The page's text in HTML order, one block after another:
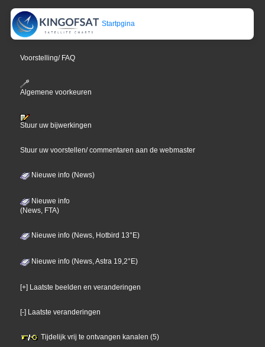
Startpgina
Voorstelling/ FAQ
Algemene voorkeuren
Stuur uw bijwerkingen
Stuur uw voorstellen/ commentaren aan de webmaster
Nieuwe info (News)
Nieuwe info
(News, FTA)
Nieuwe info (News, Hotbird 13°E)
Nieuwe info (News, Astra 19,2°E)
[+] Laatste beelden en veranderingen
[-] Laatste veranderingen
Tijdelijk vrij te ontvangen kanalen (5)